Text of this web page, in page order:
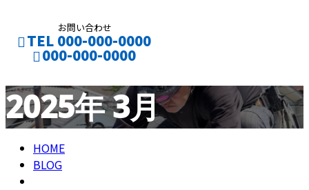
お問い合わせ
TEL 000-000-0000
000-000-0000
ENTRY
CONTACT
2025年 3月
HOME
BLOG